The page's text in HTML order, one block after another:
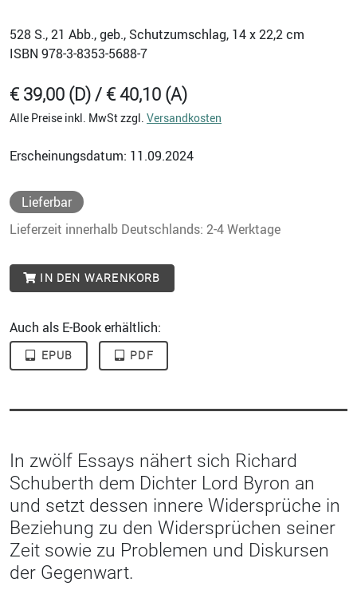
528 S., 21 Abb., geb., Schutzumschlag, 14 x 22,2 cm
ISBN 978-3-8353-5688-7
€ 39,00 (D) / € 40,10 (A)
Alle Preise inkl. MwSt zzgl. Versandkosten
Erscheinungsdatum: 11.09.2024
Lieferbar
Lieferzeit innerhalb Deutschlands: 2-4 Werktage
IN DEN WARENKORB
Auch als E-Book erhältlich:
EPUB PDF
In zwölf Essays nähert sich Richard
Schuberth dem Dichter Lord Byron an
und setzt dessen innere Widersprüche in
Beziehung zu den Widersprüchen seiner
Zeit sowie zu Problemen und Diskursen
der Gegenwart.